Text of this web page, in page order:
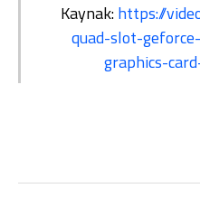
Kaynak:https://
quad-slot-
graphics-